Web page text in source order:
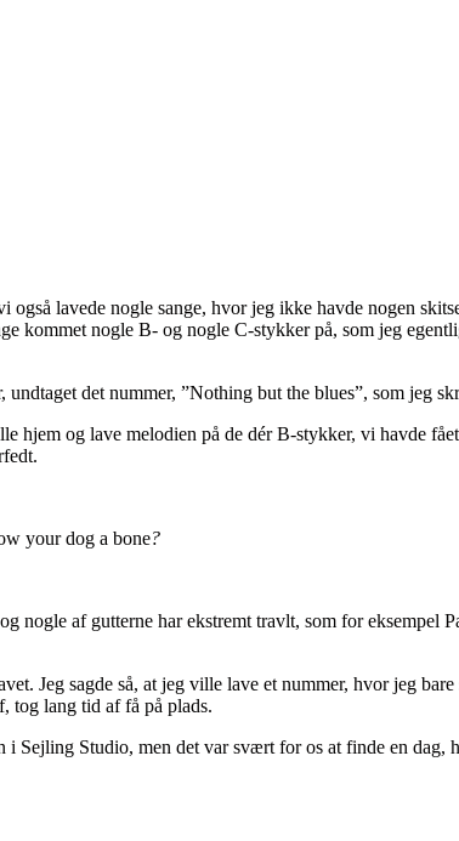
lavede nogle sange, hvor jeg ikke havde nogen
kommet nogle B- og nogle C-stykker på, som jeg
det nummer, ”Nothing but the blues”, som jeg
hjem og lave melodien på de dér B-stykker, vi havde
your dog a bone?
nogle af gutterne har ekstremt travlt, som for eksempel
Jeg sagde så, at jeg ville lave et nummer, hvor jeg
tog lang tid af få på plads.
Studio, men det var svært for os at finde en dag,